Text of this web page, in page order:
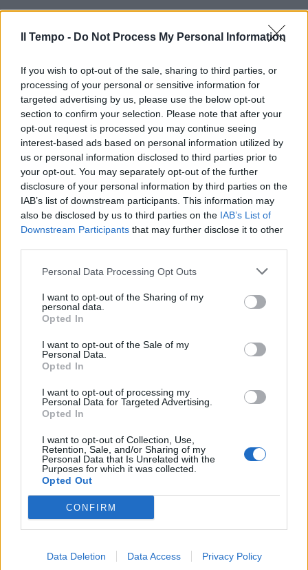
Il Tempo - Do Not Process My Personal Information
If you wish to opt-out of the sale, sharing to third parties, or
processing of your personal or sensitive information for
targeted advertising by us, please use the below opt-out
section to confirm your selection. Please note that after your
opt-out request is processed you may continue seeing
interest-based ads based on personal information utilized by
us or personal information disclosed to third parties prior to
your opt-out. You may separately opt-out of the further
disclosure of your personal information by third parties on the
IAB’s list of downstream participants. This information may
also be disclosed by us to third parties on the IAB’s List of
Downstream Participants that may further disclose it to other
Personal Data Processing Opt Outs
I want to opt-out of the Sharing of my
personal data.
Opted In
I want to opt-out of the Sale of my
Personal Data.
Opted In
I want to opt-out of processing my
Personal Data for Targeted Advertising.
Opted In
I want to opt-out of Collection, Use,
Retention, Sale, and/or Sharing of my
Personal Data that Is Unrelated with the
Purposes for which it was collected.
Opted Out
CONFIRM
Data Deletion Data Access Privacy Policy